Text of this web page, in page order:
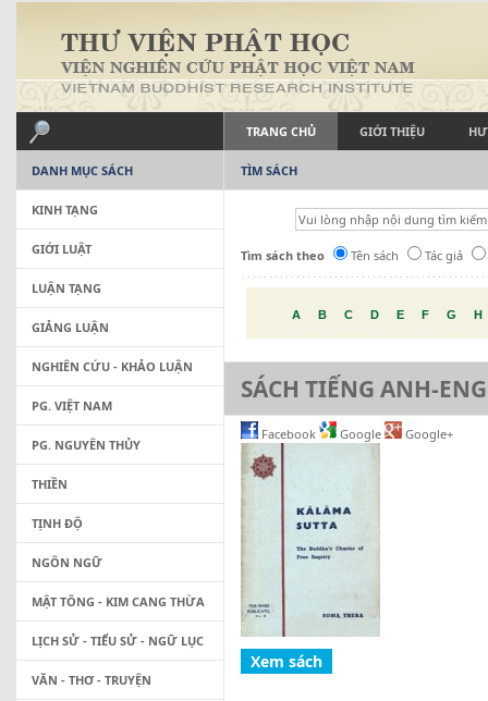
TRANG CHỦ GIỚI THIỆU
TÌM SÁCH
Tìm sách theo Tên sách Tác giả
A B C D E F G H
SÁCH TIẾNG ANH-
Facebook Google Google+
DANH MỤC SÁCH
KINH TẠNG
GIỚI LUẬT
LUẬN TẠNG
GIẢNG LUẬN
NGHIÊN CỨU - KHẢO LUẬN
PG. VIỆT NAM
PG. NGUYÊN THỦY
THIỀN
TỊNH ĐỘ
NGÔN NGỮ
MẬT TÔNG - KIM CANG THỪA
LỊCH SỬ - TIỂU SỬ - NGỮ LỤC
VĂN - THƠ - TRUYỆN